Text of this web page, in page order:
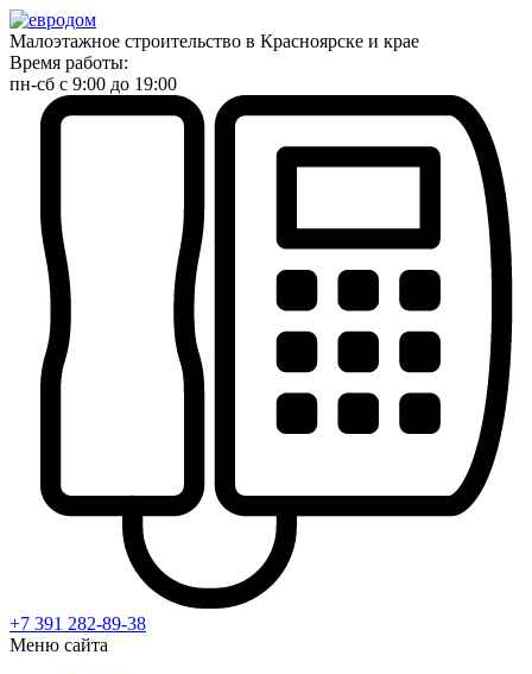
Малоэтажное строительство в Красноярске и крае
Время работы:
пн-сб с 9:00 до 19:00
+7 391 282-89-38
Меню сайта